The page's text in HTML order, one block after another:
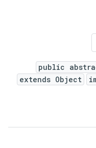
public
extends Object